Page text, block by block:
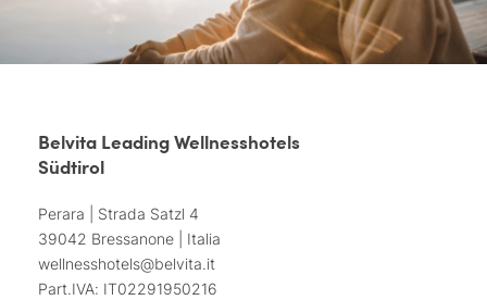
Belvita Leading Wellnesshotels
Südtirol
Perara | Strada Satzl 4
39042 Bressanone | Italia
wellnesshotels@belvita.it
Part.IVA: IT02291950216